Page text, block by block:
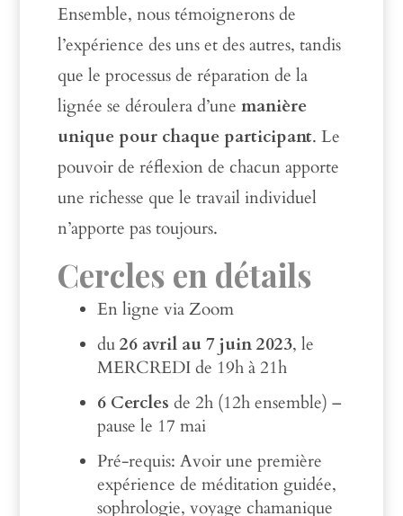
Ensemble, nous témoignerons de
l’expérience des uns et des autres, tandis
que le processus de réparation de la
lignée se déroulera d’unemanière
unique pour chaque participant. Le
pouvoir de réflexion de chacun apporte
une richesse que le travail individuel
n’apporte pas toujours.
Cercles en détails
En ligne via Zoom
du26 avril au 7 juin 2023, le
MERCREDI de 19h à 21h
6 Cerclesde 2h (12h ensemble) –
pause le 17 mai
Pré-requis: Avoir une première
expérience de méditation guidée,
sophrologie, voyage chamanique